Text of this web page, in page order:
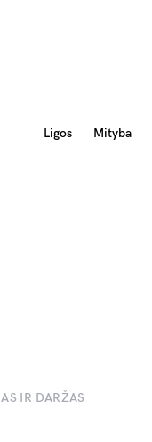
Ligos Mityba
IR DARŽAS